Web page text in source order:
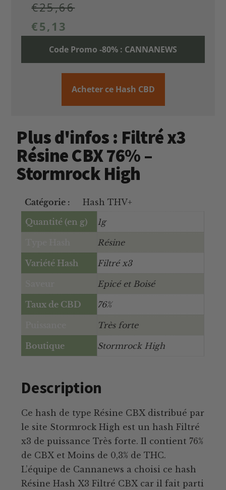
€25,66
€5,13
Code Promo -80% : CANNANEWS
Acheter ce Hash CBD
Plus d'infos : Filtré x3
Résine CBX 76% –
Stormrock High
Catégorie :
Hash THV+
Quantité (en g)
1g
Résine
Variété Hash Filtré x3
Epicé et Boisé
Taux de CBD 76%
Très forte
Boutique Stormrock High
Description
Ce hash de type Résine CBX distribué par
le site Stormrock High est un hash Filtré
x3 de puissance Très forte. Il contient 76%
de CBX et Moins de 0,3% de THC.
L’équipe de Cannanews a choisi ce hash
Résine Hash X3 Filtré CBX car il fait parti